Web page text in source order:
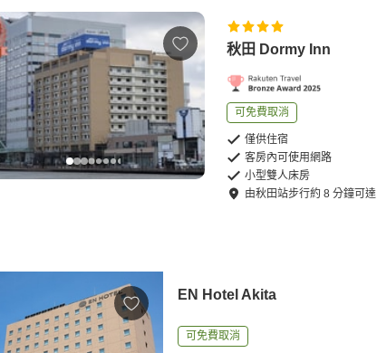
秋田 Dormy Inn
可免費取消
僅供住宿
客房內可使用網路
小型雙人床房
由秋田站步行約8 分鐘可達
EN Hotel Akita
可免費取消